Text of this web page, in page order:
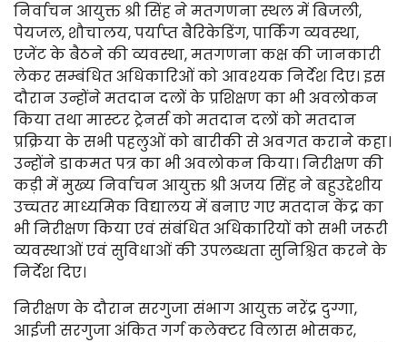
निर्वाचन आयुक्त श्री सिंह ने मतगणना स्थल में बिजली,
पेयजल, शौचालय, पर्याप्त बैरिकेडिंग, पार्किंग व्यवस्था,
एजेंट के बैठने की व्यवस्था, मतगणना कक्ष की जानकारी
लेकर सम्बंधित अधिकारिओं को आवश्यक निर्देश दिए। इस
दौरान उन्होंने मतदान दलों के प्रशिक्षण का भी अवलोकन
किया तथा मास्टर ट्रेनर्स को मतदान दलों को मतदान
प्रक्रिया के सभी पहलुओं को बारीकी से अवगत कराने कहा।
उन्होंने डाकमत पत्र का भी अवलोकन किया। निरीक्षण की
कड़ी में मुख्य निर्वाचन आयुक्त श्री अजय सिंह ने बहुउद्देशीय
उच्चतर माध्यमिक विद्यालय में बनाए गए मतदान केंद्र का
भी निरीक्षण किया एवं संबंधित अधिकारियों को सभी जरूरी
व्यवस्थाओं एवं सुविधाओं की उपलब्धता सुनिश्चित करने के
निर्देश दिए।
निरीक्षण के दौरान सरगुजा संभाग आयुक्त नरेंद्र दुग्गा,
आईजी सरगुजा अंकित गर्ग कलेक्टर विलास भोसकर,